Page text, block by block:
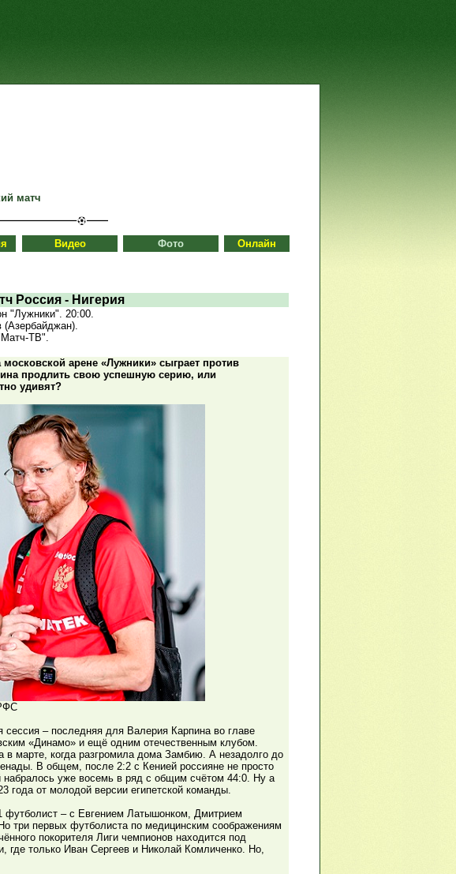
матч
Видео Фото Онлайн
Россия - Нигерия
"Лужники". 20:00.
(Азербайджан).
ТВ".
арене «Лужники» сыграет против
продлить свою успешную серию, или
удивят?
– последняя для Валерия Карпина во главе
«Динамо» и ещё одним отечественным клубом.
марте, когда разгромила дома Замбию. А незадолго до
В общем, после 2:2 с Кенией россияне не просто
набралось уже восемь в ряд с общим счётом 44:0. Ну а
года от молодой версии египетской команды.
футболист – с Евгением Латышонком, Дмитрием
первых футболиста по медицинским соображениям
покорителя Лиги чемпионов находится под
где только Иван Сергеев и Николай Комличенко. Но,